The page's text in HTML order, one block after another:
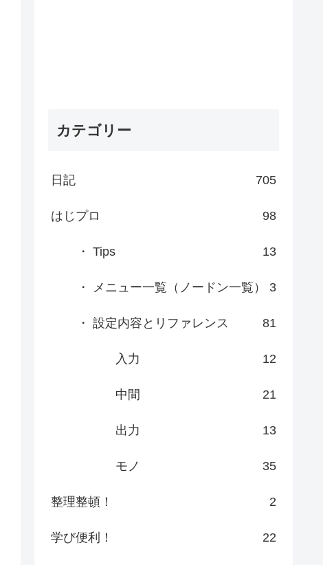
カテゴリー
日記 705
はじプロ 98
・ Tips 13
・ メニュー一覧（ノードン一覧） 3
・ 設定内容とリファレンス 81
入力 12
中間 21
出力 13
モノ 35
整理整頓！ 2
学び便利！ 22